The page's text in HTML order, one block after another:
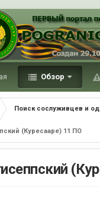
Обзор
Поиск сослуживцев и
(Куресааре) 11 ПО